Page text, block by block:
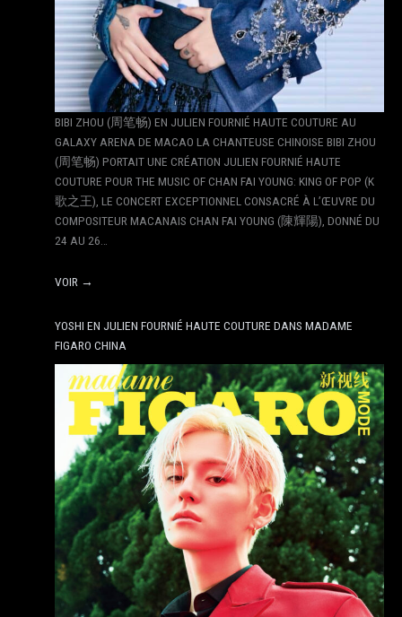
BIBI ZHOU (周笔畅) EN JULIEN FOURNIÉ HAUTE COUTURE AU
GALAXY ARENA DE MACAO LA CHANTEUSE CHINOISE BIBI ZHOU
(周笔畅) PORTAIT UNE CRÉATION JULIEN FOURNIÉ HAUTE
COUTURE POUR THE MUSIC OF CHAN FAI YOUNG: KING OF POP (K
歌之王), LE CONCERT EXCEPTIONNEL CONSACRÉ À L’ŒUVRE DU
COMPOSITEUR MACANAIS CHAN FAI YOUNG (陳輝陽), DONNÉ DU
24 AU 26…
VOIR →
YOSHI EN JULIEN FOURNIÉ HAUTE COUTURE DANS MADAME
FIGARO CHINA